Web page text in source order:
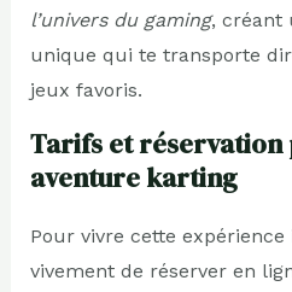
l’univers du gaming, créant
unique qui te transporte
jeux favoris.
Tarifs et
aventure karting
Pour vivre cette
vivement de réserver en